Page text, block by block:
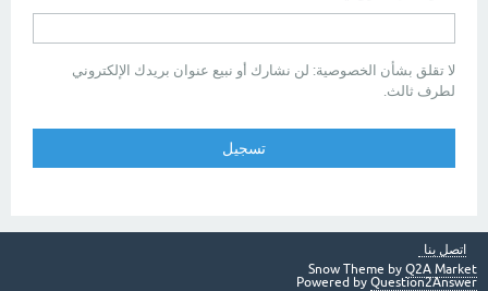
لا تقلق بشأن الخصوصية: لن نشارك أو نبيع عنوان بريدك الإلكتروني
لطرف ثالث.
اتصل بنا
Snow Theme by Q2A Market
Powered by Question2Answer